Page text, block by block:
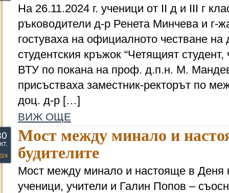
На 26.11.2024 г. ученици от II д и III г
ръководители д-р Ренета Минчева и г-
гостуваха на официалното честване на
студентския кръжок “Четящият
ВТУ по покана на проф. д.п.н. М.
присъстваха заместник-ректорът по
доц. д-р […]
ВИЖ ОЩЕ
Мост между минало и
будителите
Мост между минало и настояще в Деня
ученици, учители и Галин Попов –